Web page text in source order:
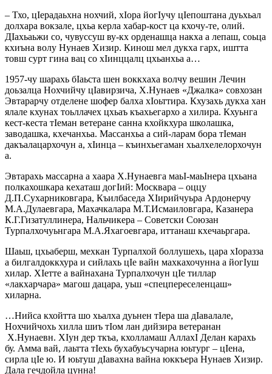
– Тхо, цIерадаьхна нохчий, хIора йогIучу цIепоштана дуьхьал
долхара вокзале, цхьа керла хабар-кост ца кхочу-те, олий.
ДIахьаьжи со, чувуссуш ву-кх орденашца накха а лепаш, соьца
кхиъна волу Нунаев Хизир. Кинош мел дукха гарх, иштта
товш сурт гина вац со хIинццалц цхьанхьа а…
1957-чу шарахь бIаьста шен воккхаха волчу вешин Лечин
доьзалца Нохчийчу цIавирзича, Х.Нунаев «Джалка» совхозан
Эвтарарчу отделене шофер балха хIоьттира. Кхузахь дукха хан
ялале кхунах тоьллачех цхьаъ къахьегархо а хилира. Кхуьнга
кест-кеста тIеман ветеране санна кхойкхура школашка,
заводашка, кхечанхьа. Массанхьа а сий-ларам бора тIеман
дакъалацархочун а, хIинца – къинхьегаман хьалхелелорхочун
а.
Эвтарахь массарна а хаара Х.Нунаевга маьI-маьIнера цхьана
полкахошкара кехаташ догIий: Москвара – оццу
Д.П.Сухарниковгара, Къилбаседа ХIирийчуьра Ардонерчу
М.А.Дулаевгара, Махачкалара М.Т.Исмаиловгара, Казанера
К.Г.Гизатуллинера, Нальчикера – Советски Союзан
Турпалхочуьнгара М.А.Яхагоевгара, иттанаш кхечаьргара.
Шаьш, цхьаберш, мехкан Турпалхой боллушехь, цара хIоразза
а билгалдоккхура и сийлахь цIе вайн махкахочунна а йогIуш
хилар. ХIетте а вайнахана Турпалхочун цIе тиллар
«лакхарчара» магош дацара, уьш «спецпереселенцаш»
хиларна.
…Нийса кхойтта шо хьалха дуьнен тIера ша дIавалале,
Нохчийчохь хилла шиъ тIом лан дийзира ветеранан
Х.Нунаевн. ХIун дер ткъа, кхолламаш АллахI Делан карахь
бу. Амма вай, лаьтта тIехь бухабуьсучарна юьтург – цIена,
сирла цIе ю. И юьтуш дIавахна вайна юккъера Нунаев Хизир.
Дала гечдойла цунна!